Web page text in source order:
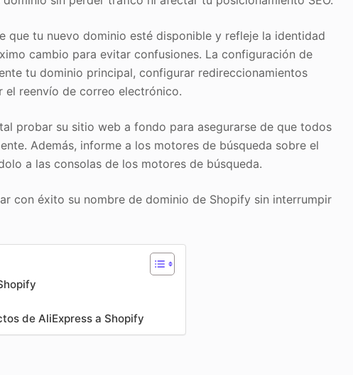
que tu nuevo dominio esté disponible y refleje la identidad
cambio para evitar confusiones. La configuración de
tu dominio principal, configurar redireccionamientos
reenvío de correo electrónico.
probar su sitio web a fondo para asegurarse de que todos
Además, informe a los motores de búsqueda sobre el
a las consolas de los motores de búsqueda.
con éxito su nombre de dominio de Shopify sin interrumpir
de AliExpress a Shopify